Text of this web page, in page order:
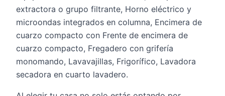
extractora o grupo filtrante, Horno eléctrico y
microondas integrados en columna, Encimera de
cuarzo compacto con Frente de encimera de
cuarzo compacto, Fregadero con grifería
monomando, Lavavajillas, Frigorífico, Lavadora
secadora en cuarto lavadero.